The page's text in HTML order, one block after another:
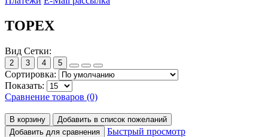
TOPEX
Вид Сетки:
2 3 4 5
Сортировка:
Показать:
Сравнение товаров (0)
В корзину
Добавить в список пожеланий
Добавить для сравнения
Быстрый просмотр